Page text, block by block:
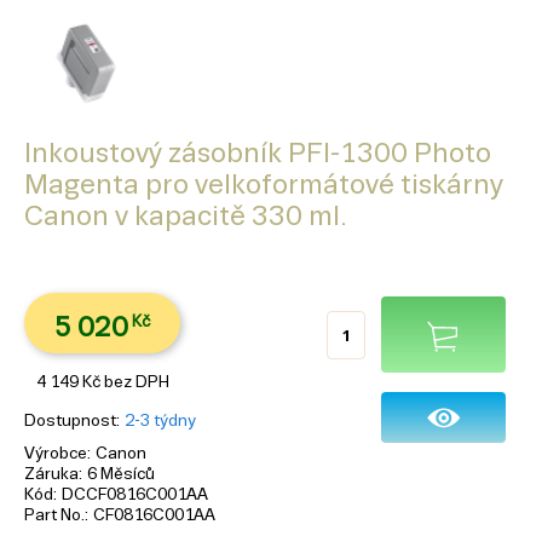
Inkoustový zásobník PFI-1300 Photo
Magenta pro velkoformátové tiskárny
Canon v kapacitě 330 ml.
5 020 Kč
4 149 Kč bez DPH
Dostupnost 2-3 týdny
Výrobce Canon
Záruka 6 Měsíců
Kód
DCCF0816C001AA
Part No. CF0816C001AA